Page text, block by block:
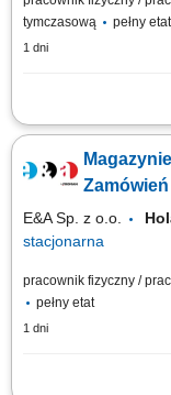
tymczasową
pełny etat
1 dni
Opis stanowiska:
zamówieniami klientów.
urządzeń do transportu
Zamówień
E&A Sp. z o.o.
stacjonarna
pracownik fizyczny /
pełny etat
1 dni